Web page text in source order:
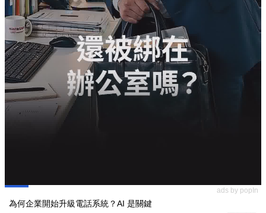
ads by popIn
為何企業開始升級電話系統？AI 是關鍵